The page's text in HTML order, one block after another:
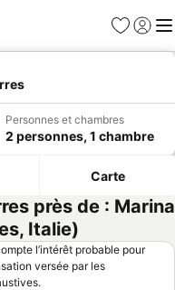
Favoris
Se
Personnes et chambres
2 personnes, 1 chambre
Carte
près de : Marina
Italie)
l’intérêt probable pour
versée par les